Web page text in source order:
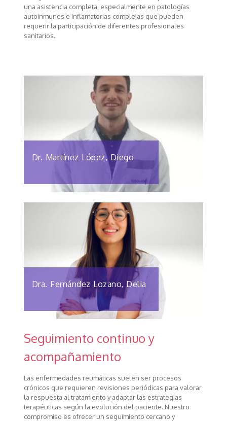
una asistencia completa, especialmente en patologías
autoinmunes e inflamatorias complejas que pueden
requerir la participación de diferentes profesionales
sanitarios.
Dr. Martínez López, Diego
Dra. Fernández Lozano, Delia
Seguimiento continuo y
acompañamiento
Las enfermedades reumáticas suelen ser procesos
crónicos que requieren revisiones periódicas para valorar
la respuesta al tratamiento y adaptar las estrategias
terapéuticas según la evolución del paciente. Nuestro
compromiso es ofrecer un seguimiento cercano y